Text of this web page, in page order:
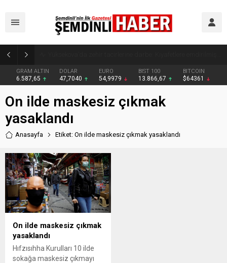
GRAM ALTIN
6.587,65
DOLAR
47,7040
EURO
54,9979
BIST 100
13.866,67
BITCOIN
$64361
On ilde maskesiz çıkmak
yasaklandı
Anasayfa Etiket: On ilde maskesiz çıkmak yasaklandı
On ilde maskesiz çıkmak
yasaklandı
Hıfzısıhha Kurulları 10 ilde
sokağa maskesiz çıkmayı